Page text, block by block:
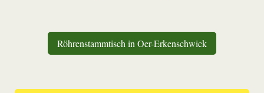
Röhrenstammtisch in Oer-Erkenschwick